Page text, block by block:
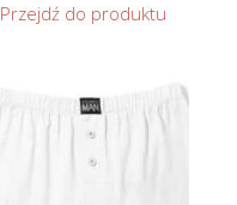
Przejdź do produktu